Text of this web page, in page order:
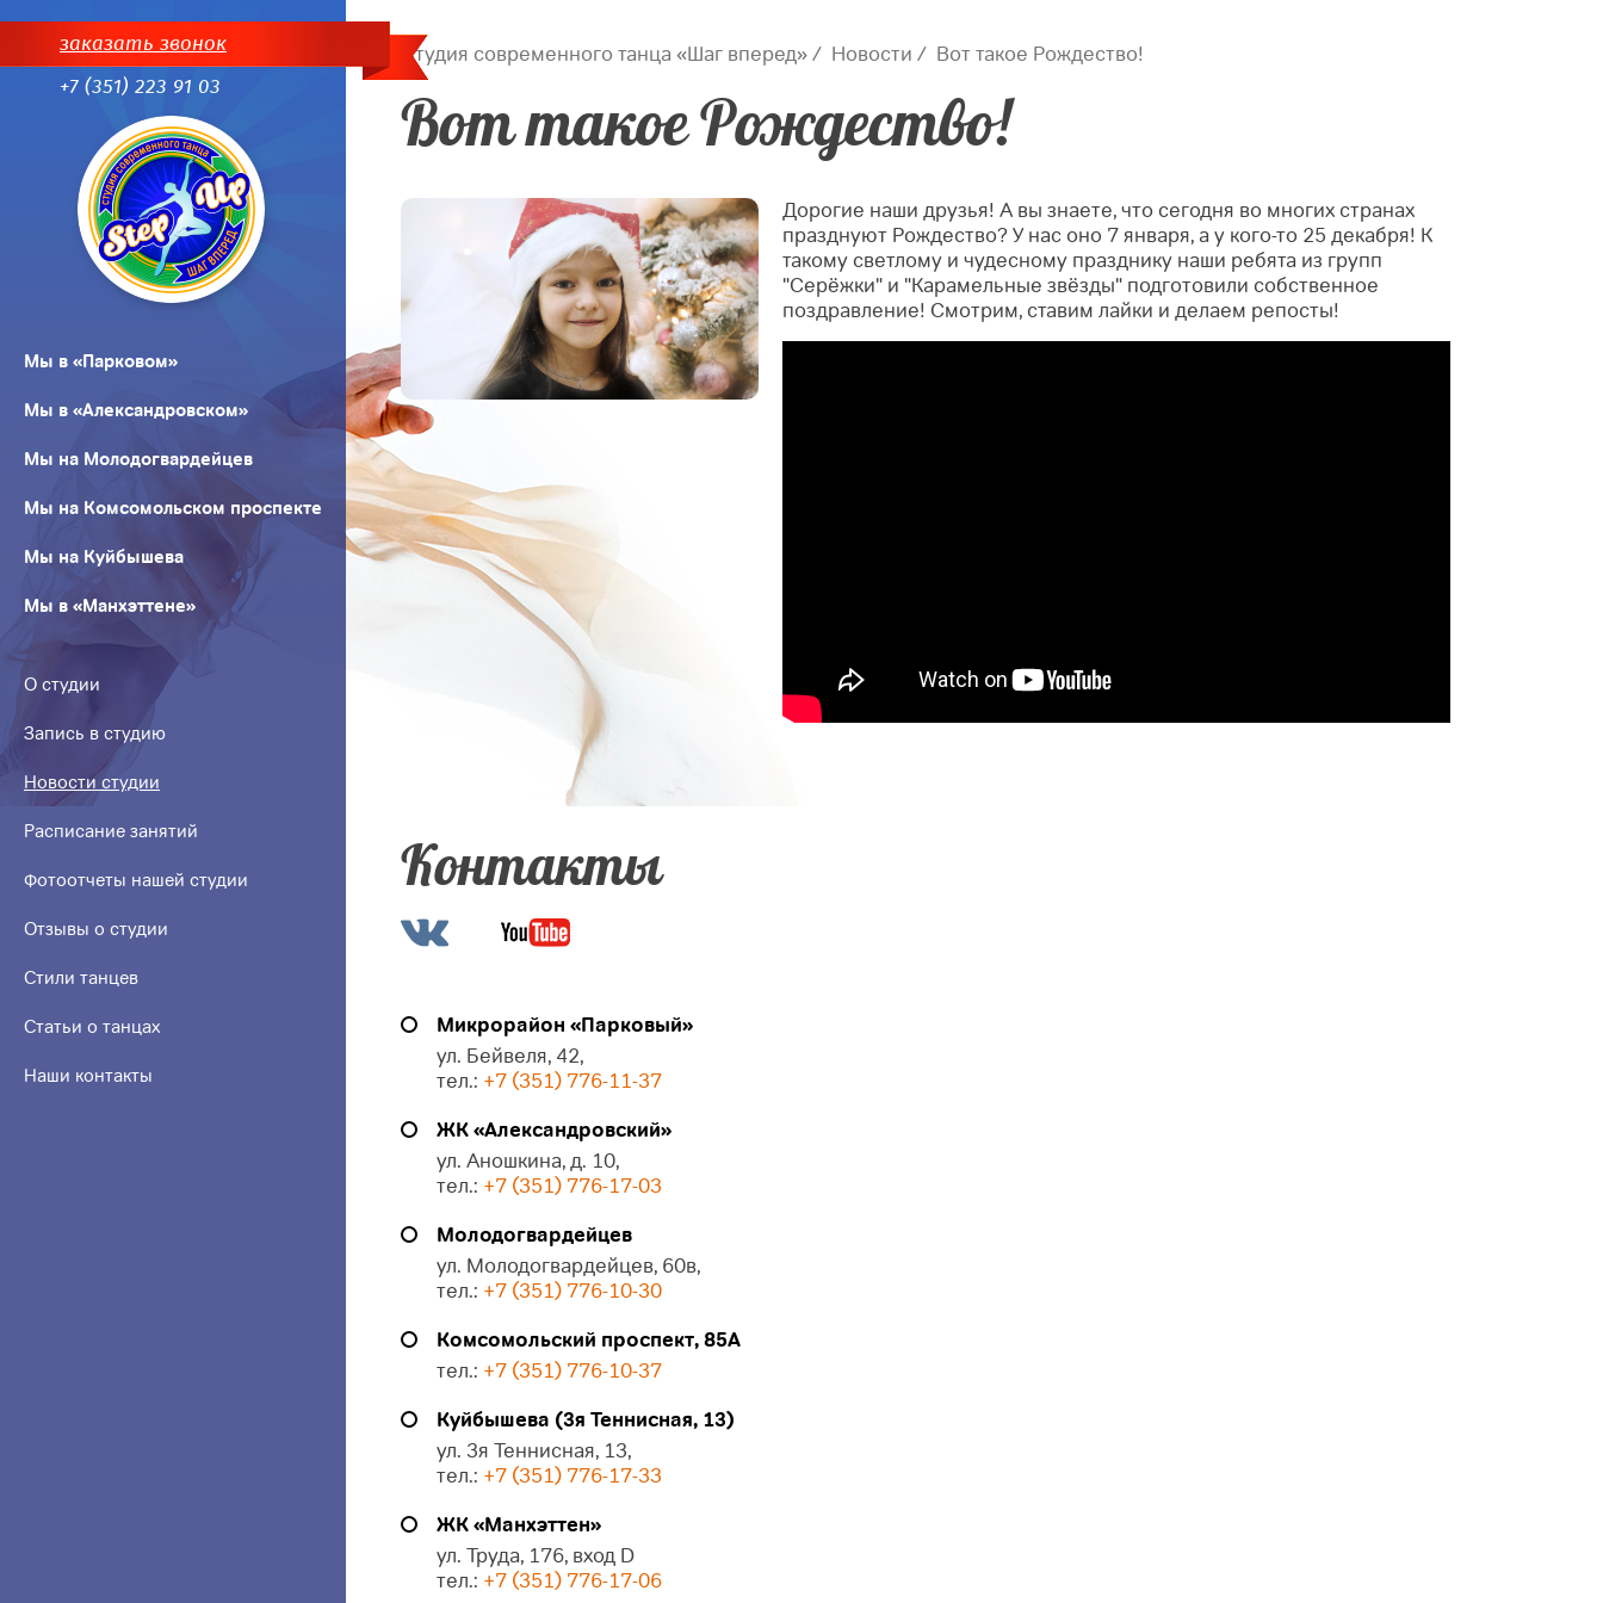
заказать звонок
+7 (351) 223 91 03
Мы в «Парковом»
Мы в «Александровском»
Мы на Молодогвардейцев
Мы на Комсомольском проспекте
Мы на Куйбышева
Мы в «Манхэттене»
О студии
Запись в студию
Новости студии
Расписание занятий
Фотоотчеты нашей студии
Отзывы о студии
Стили танцев
Статьи о танцах
Наши контакты
Студия современного танца «Шаг вперед» Новости Вот такое Рождество!
Вот такое Рождество!
Дорогие наши друзья! А вы знаете, что сегодня во многих странах
празднуют Рождество? У нас оно 7 января, а у кого-то 25 декабря! К
такому светлому и чудесному празднику наши ребята из групп
"Серёжки" и "Карамельные звёзды" подготовили собственное
поздравление! Смотрим, ставим лайки и делаем репосты!
Контакты
Микрорайон «Парковый»
ул. Бейвеля, 42,
тел.: +7 (351) 776-11-37
ЖК «Александровский»
ул. Аношкина, д. 10,
тел.: +7 (351) 776-17-03
Молодогвардейцев
ул. Молодогвардейцев, 60в,
тел.: +7 (351) 776-10-30
Комсомольский проспект, 85А
тел.: +7 (351) 776-10-37
Куйбышева (3я Теннисная, 13)
ул. 3я Теннисная, 13,
тел.: +7 (351) 776-17-33
ЖК «Манхэттен»
ул. Труда, 176, вход D
тел.: +7 (351) 776-17-06